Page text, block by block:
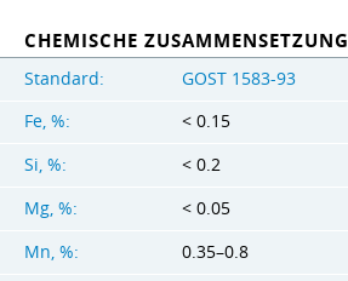
CHEMISCHE ZUSAMMENSETZUNG
Standard:
GOST 1583-93
Fe, %:
< 0.15
Si, %:
< 0.2
Mg, %:
< 0.05
Mn, %:
0.35–0.8